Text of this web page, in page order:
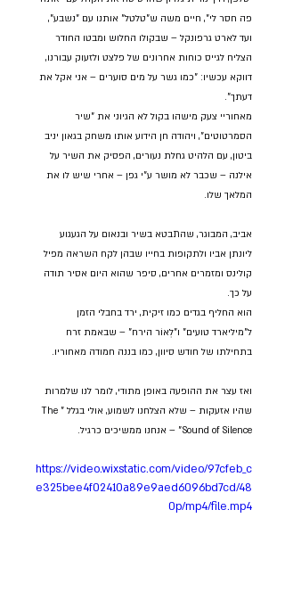
פה חסר לי", חיים משה ש"טלטל" אותנו עם "נשבע",
ועד לארט גרפונקל – שבקולו החלוש ומבטו החודר
הצליח לגייס כוחות אחרונים של פלצט ולזעוק עבורנו,
דווקא עכשיו: "כמו גשר על מים סוערים – אני אקל את
דעתך".
מאחוריי צעק מישהו בקול לא הגיוני את "שיר
הסמרטוטים", ויהודה חן הידוע אותו משחק בגאון יניב
ביטון, עם הלהיט גחלת נעורים, הפסיק את השיר על
אילנה – שכבר לא מושר ע"י גפן – אחרי שיש לו את
המלאך שלו.
אביב, המבוגר, שהתבטא בשיר ובנאום על הגעגוע
ליונתן אביו ולתקופות בחייו שבהן לקח השראה מפיל
קולינס ומזמרים אחרים, סיפר שהוא היום אסיר תודה
על כך.
הוא החליף בגדים כמו זיקית, ירד בחבלי הזמן
ל"מיליארד טועים" ו"לְאוֹר הירח" – שבאמת זרח
בתחילתו של חודש סיוון, כמו בננה חמודה מאחוריו.
ואז עצר את ההופעה באופן מתודי, לומר לנו שלמרות
שהיו אזעקות – שלא הצלחנו לשמוע, אולי בגלל "The
Sound of Silence" – אנחנו ממשיכים כרגיל.
https://video.wixstatic.com/video/97cfeb_c
e325bee4f02410a89e9aed6096bd7cd/48
0p/mp4/file.mp4